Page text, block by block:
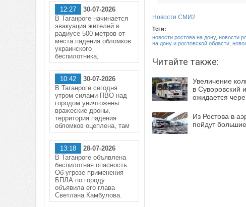
Новости СМИ2
Теги:
новости ростова на дону, новости
на дону и ростовской области
Читайте также:
Увеличение
в Суворовский
ожидается
Из Ростова в
пойдут
12:27
30-07-2026
В Таганроге начинается
эвакуация жителей в
радиусе 500 метров от
места падения обломков
украинского
беспилотника,
10:42
30-07-2026
В Таганроге сегодня
утром силами ПВО над
городом уничтожены
вражеские дроны,
территория падения
обломков оцеплена, там
13:18
28-07-2026
В Таганроге объявлена
беспилотная опасность.
Об угрозе применения
БПЛА по городу
объявила его глава
Светлана Камбулова.